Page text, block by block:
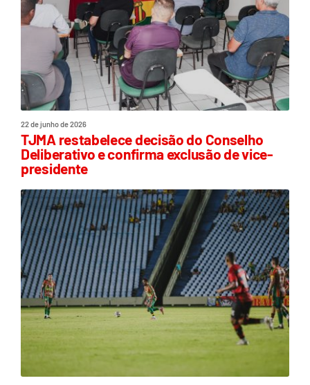
22 de junho de 2026
TJMA restabelece decisão do Conselho
Deliberativo e confirma exclusão de vice-
presidente